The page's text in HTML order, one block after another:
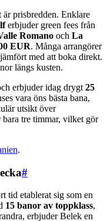
prisbredden. Enklare
erbjuder green fees från
Romano och La
EUR. Många arrangörer
jämfört med att boka direkt.
längs kusten.
erbjuder idag drygt 25
vara öns bästa bana,
utsikt över
tre timmar, vilket gör
.
#
tid etablerat sig som en
15 banor av toppklass,
erbjuder Belek en